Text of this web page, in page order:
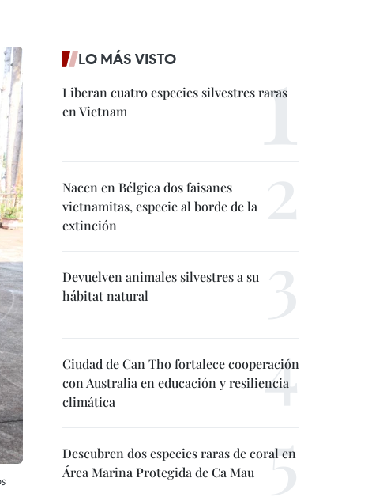
LO MÁS VISTO
Liberan cuatro especies silvestres raras
en Vietnam
Nacen en Bélgica dos faisanes
vietnamitas, especie al borde de la
extinción
Devuelven animales silvestres a su
hábitat natural
Ciudad de Can Tho fortalece cooperación
con Australia en educación y resiliencia
climática
Descubren dos especies raras de coral en
Área Marina Protegida de Ca Mau